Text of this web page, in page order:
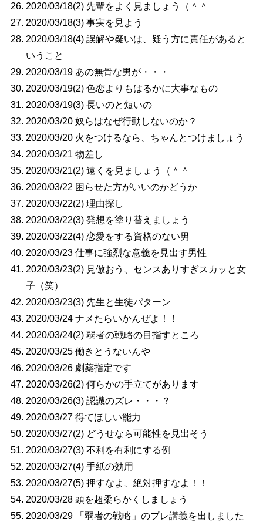
2020/03/18(2) 先輩をよく見ましょう（＾＾
2020/03/18(3) 事実を見よう
2020/03/18(4) 誤解や疑いは、疑う方に責任があると
いうこと
2020/03/19 あの無骨な男が・・・
2020/03/19(2) 色恋よりもはるかに大事なもの
2020/03/19(3) 長いのと短いの
2020/03/20 奴らはなぜ行動しないのか？
2020/03/20 火をつけるなら、ちゃんとつけましょう
2020/03/21 物差し
2020/03/21(2) 遠くを見ましょう（＾＾
2020/03/22 困らせた方がいいのかどうか
2020/03/22(2) 理由探し
2020/03/22(3) 発想を塗り替えましょう
2020/03/22(4) 恋愛をする資格のない男
2020/03/23 仕事に強烈な意義を見出す男性
2020/03/23(2) 見倣おう、センスありすぎスカッと女
子（笑）
2020/03/23(3) 先生と生徒パターン
2020/03/24 ナメたらいかんぜよ！！
2020/03/24(2) 弱者の戦略の目指すところ
2020/03/25 働きとうないんや
2020/03/26 劇薬指定です
2020/03/26(2) 何らかの手立てがあります
2020/03/26(3) 認識のズレ・・・？
2020/03/27 得てほしい能力
2020/03/27(2) どうせなら可能性を見出そう
2020/03/27(3) 不利を有利にする例
2020/03/27(4) 手紙の効用
2020/03/27(5) 押すなよ、絶対押すなよ！！
2020/03/28 頭を超柔らかくしましょう
2020/03/29 「弱者の戦略」のプレ講義を出しました